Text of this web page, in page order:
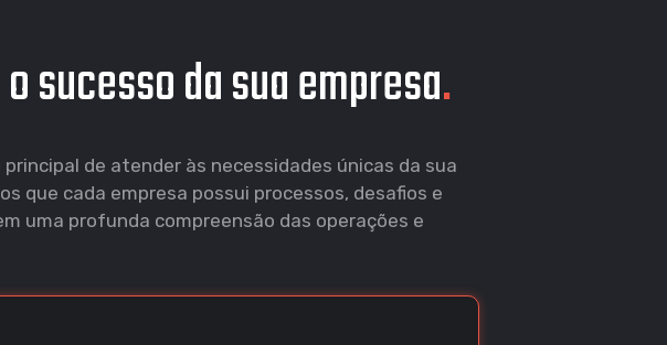
sucesso da sua empresa.
de atender às necessidades únicas da sua
que cada empresa possui processos, desafios e
uma profunda compreensão das operações e